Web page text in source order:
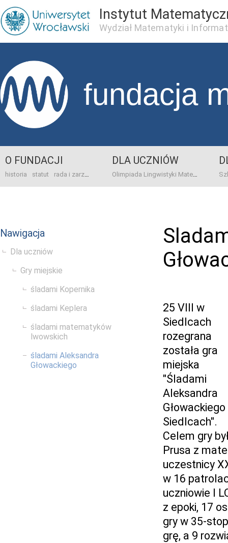
Instytut
Wydział Matematyki i
fundacja
O FUNDACJI
historia statut rada i zarząd dane bankowo-adresowe kontakt
DLA UCZNIÓW
Olimpiada Lingwistyki Matematycznej
Nawigacja
Dla uczniów
Gry miejskie
śladami Kopernika
śladami Keplera
śladami matematyków
lwowskich
śladami Aleksandra
Głowackiego
25 VIII w
Siedlcach
rozegrana
została gra
miejska
"Śladami
Aleksandra
Siedlcach".
Celem gry
Prusa z
uczestnicy
w 16
uczniowie I
z epoki, 17
gry w 35-
grę, a 9